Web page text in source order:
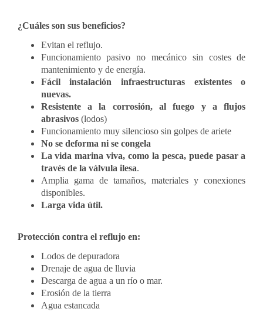
¿Cuáles son sus beneficios?
Evitan el reflujo.
Funcionamiento pasivo no mecánico sin costes de
mantenimiento y de energía.
Fácil instalación infraestructuras existentes o
nuevas.
Resistente a la corrosión, al fuego y a flujos
abrasivos(lodos)
Funcionamiento muy silencioso sin golpes de ariete
No se deforma ni se congela
La vida marina viva, como la pesca, puede pasar a
través de la válvula ilesa.
Amplia gama de tamaños, materiales y conexiones
disponibles.
Larga vida útil.
Protección contra el reflujo en:
Lodos de depuradora
Drenaje de agua de lluvia
Descarga de agua a un río o mar.
Erosión de la tierra
Agua estancada